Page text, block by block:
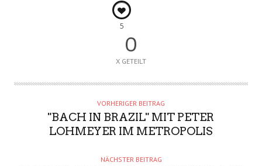
5
0
X GETEILT
VORHERIGER BEITRAG
"BACH IN BRAZIL" MIT PETER
LOHMEYER IM METROPOLIS
NÄCHSTER BEITRAG